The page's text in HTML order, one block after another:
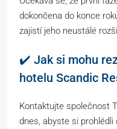
dokončena do konce
zajistí jeho neustálé
✔️ Jak si mohu
hotelu Scandic
Kontaktujte společnost
dnes, abyste si